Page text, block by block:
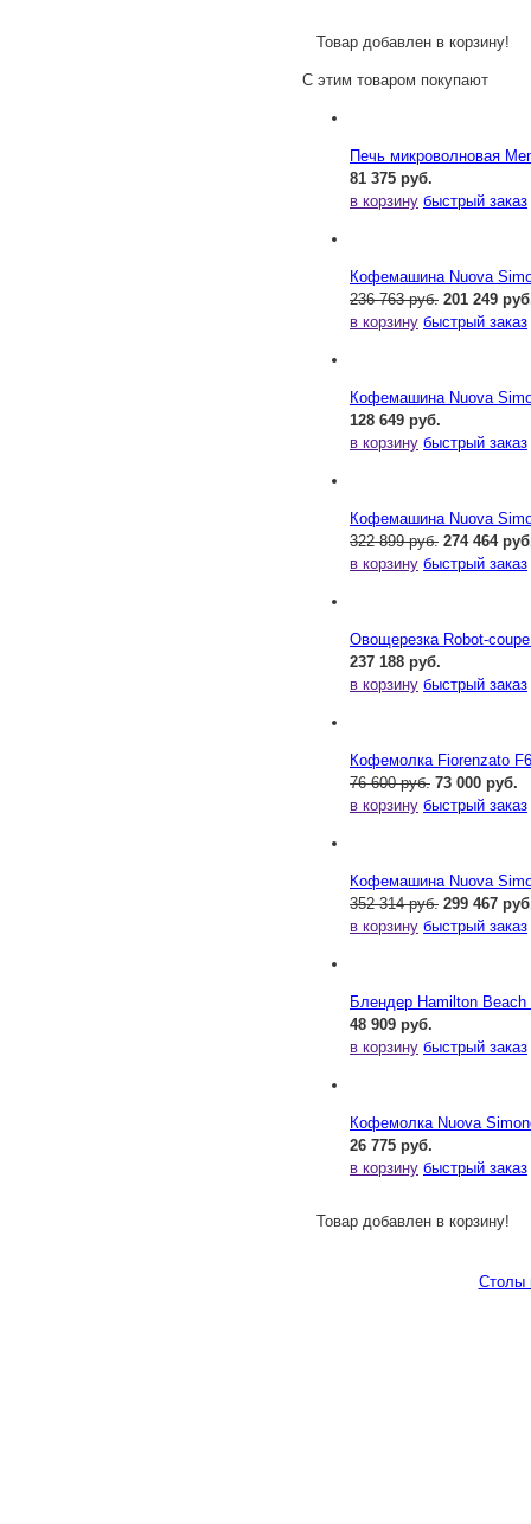
Товар добавлен в корзину!
С этим товаром покупают
Печь микроволновая
81 375 руб.
в корзину быстрый заказ
Кофемашина Nuova
236 763 руб. 201 249
в корзину быстрый заказ
Кофемашина Nuova
128 649 руб.
в корзину быстрый заказ
Кофемашина Nuova
322 899 руб. 274 464
в корзину быстрый заказ
Овощерезка Robot-
237 188 руб.
в корзину быстрый заказ
Кофемолка Fiorenzato
76 600 руб. 73 000 руб.
в корзину быстрый заказ
Кофемашина Nuova
352 314 руб. 299 467
в корзину быстрый заказ
Блендер Hamilton Beach
48 909 руб.
в корзину быстрый заказ
Кофемолка Nuova
26 775 руб.
в корзину быстрый заказ
Товар добавлен в корзину!
Столы